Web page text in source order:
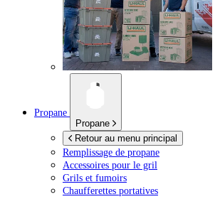
Propane
Propane
Retour au menu principal
Remplissage de propane
Accessoires pour le gril
Grils et fumoirs
Chaufferettes portatives